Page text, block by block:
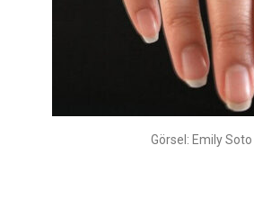
Görsel: Emily Soto